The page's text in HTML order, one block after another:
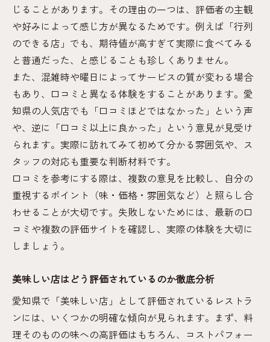
じることがあります。その理由の一つは、評価者の主観
や好みによって感じ方が異なるためです。例えば「行列
のできる店」でも、期待値が高すぎて実際に食べてみる
と普通だった、と感じることも珍しくありません。
また、混雑時や曜日によってサービスの質が変わる場合
もあり、口コミと異なる体験をすることがあります。愛
知県の人気店でも「口コミほどではなかった」という声
や、逆に「口コミ以上に良かった」という意見が見受け
られます。実際に訪れてみて初めて分かる雰囲気や、ス
タッフの対応も重要な判断材料です。
口コミを参考にする際は、複数の意見を比較し、自分の
重視するポイント（味・価格・雰囲気など）と照らし合
わせることが大切です。失敗しないためには、最新の口
コミや複数の評価サイトを確認し、実際の体験を大切に
しましょう。
美味しい店はどう評価されているのか徹底分析
愛知県で「美味しい店」として評価されているレストラ
ンには、いくつかの明確な傾向が見られます。まず、料
理そのものの味への高評価はもちろん、コストパフォー